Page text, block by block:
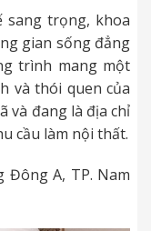
sang trọng, khoa
gian sống đẳng
trình mang một
và thói quen của
và đang là địa chỉ
cầu làm nội thất.
Đông A, TP. Nam